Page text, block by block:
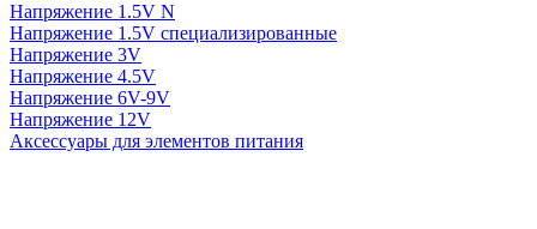
Напряжение 1.5V N
Напряжение 1.5V специализированные
Напряжение 3V
Напряжение 4.5V
Напряжение 6V-9V
Напряжение 12V
Аксессуары для элементов питания